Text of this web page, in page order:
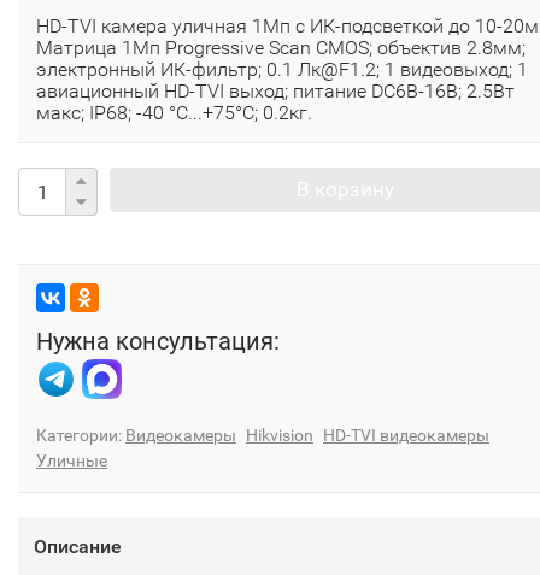
HD-TVI камера уличная 1Мп с ИК-подсветкой до 10-
Матрица 1Мп Progressive Scan CMOS; объектив 2.8мм;
электронный ИК-фильтр; 0.1 Лк@F1.2; 1 видеовыход; 1
авиационный HD-TVI выход; питание DC6В-16В; 2.5Вт
макс; IP68; -40 °C...+75°C; 0.2кг.
Нужна консультация:
Категории: Видеокамеры Hikvision
HD-TVI видеокамеры
Уличные
Описание